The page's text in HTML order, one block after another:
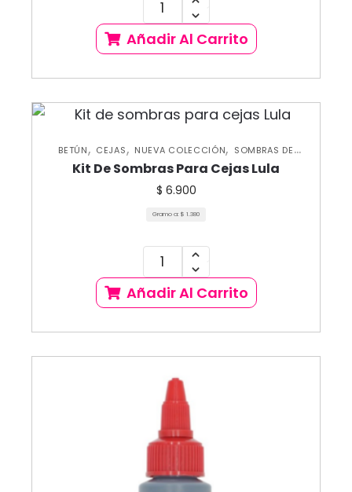
Añadir Al Carrito
BETÚN, CEJAS, NUEVA COLECCIÓN, SOMBRAS DE
CEJAS
Kit De Sombras Para Cejas Lula
$ 6.900
Gramo a: $ 1.380
Añadir Al Carrito